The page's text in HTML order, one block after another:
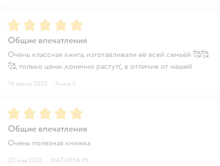
Рейтинг:5
Общие впечатления
Очень классная книга, изготавливали её всей семьёй 🥰🥰
🥰, только цены ,конечно растут(, в отличие от нашей
19 июня 2025 · Анна К.
Рейтинг:5
Общие впечатления
Очень полезная книжка
20 мая 2025 · ФАТИМА М.